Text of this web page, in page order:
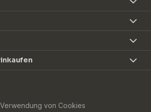
von Cookies